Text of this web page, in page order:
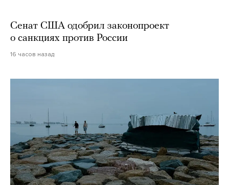
Сенат США одобрил законопроект
о санкциях против России
16 часов назад